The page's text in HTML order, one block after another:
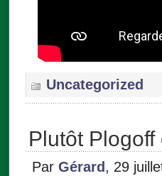
Uncategorized
Plutôt
Par Gérard, 29